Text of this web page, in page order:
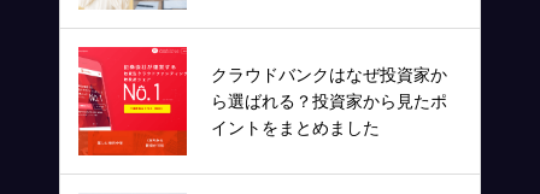
クラウドバンクはなぜ投資家か
ら選ばれる？投資家から見たポ
イントをまとめました